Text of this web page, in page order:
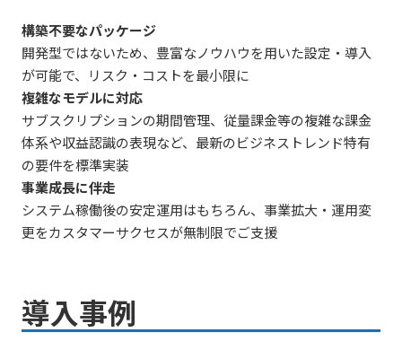
構築不要なパッケージ
開発型ではないため、豊富なノウハウを用いた設定・導入
が可能で、リスク・コストを最小限に
複雑なモデルに対応
サブスクリプションの期間管理、従量課金等の複雑な課金
体系や収益認識の表現など、最新のビジネストレンド特有
の要件を標準実装
事業成長に伴走
システム稼働後の安定運用はもちろん、事業拡大・運用変
更をカスタマーサクセスが無制限でご支援
導入事例